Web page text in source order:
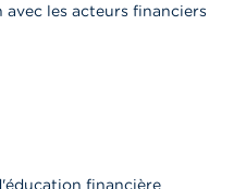
les acteurs financiers
financière